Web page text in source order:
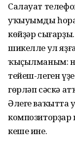
Салауат
уҡыуымды
көйҙәр
шикелле ул
ҡыҫылманым:
тейеш-леген
гөрләп сәскә
Әлеге ваҡытта
композиторҙар
кеше ине.